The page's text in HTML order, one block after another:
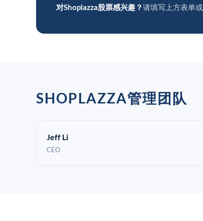
对Shoplazza股票感兴趣？请填写上方表单
SHOPLAZZA管理团队
Jeff Li
CEO